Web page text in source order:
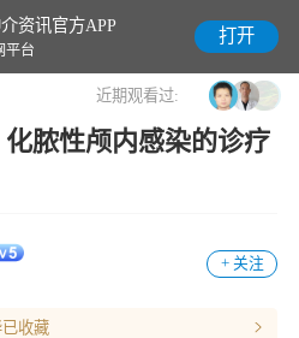
资讯官方APP
平台
打开
近期观看过:
化脓性颅内感染的诊疗
+ 关注
已收藏